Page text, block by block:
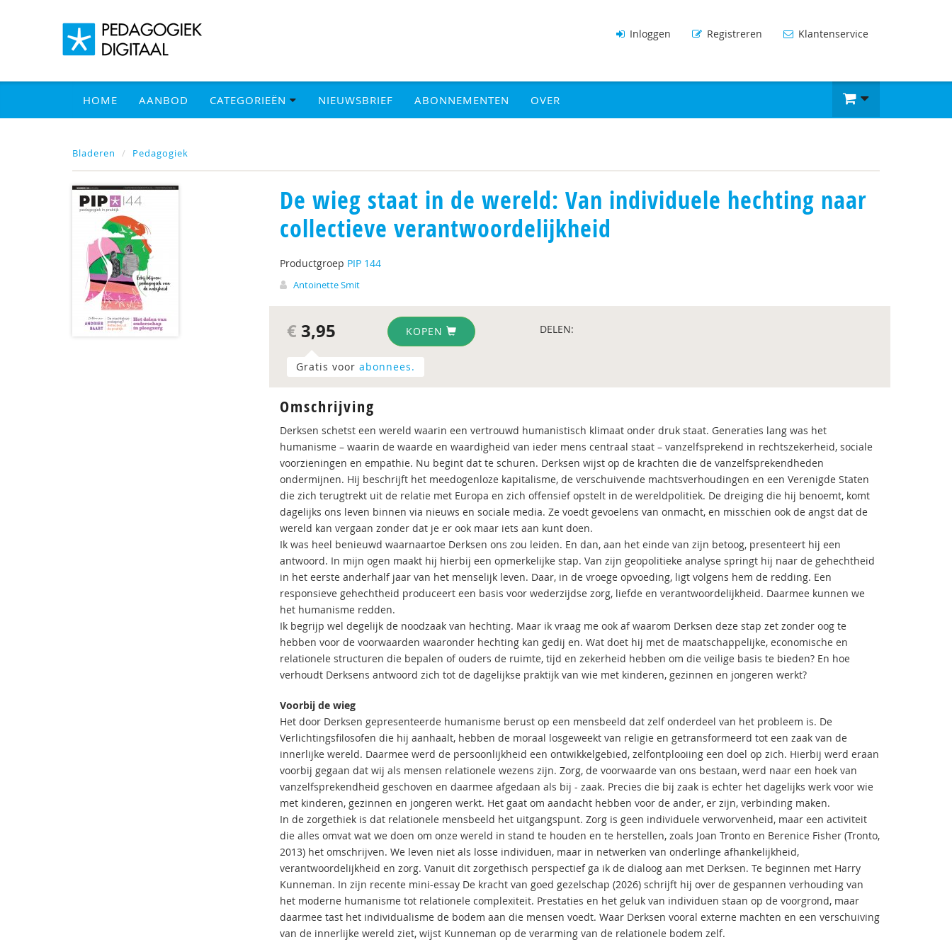
Inloggen Registreren Klantenservice
HOME AANBOD CATEGORIEËN NIEUWSBRIEF ABONNEMENTEN OVER
Bladeren Pedagogiek
De wieg staat in de wereld: Van individuele hechting naar
collectieve verantwoordelijkheid
Productgroep PIP 144
Antoinette Smit
€ 3,95 KOPEN DELEN:
Gratis voor abonnees.
Omschrijving
Derksen schetst een wereld waarin een vertrouwd humanistisch klimaat onder druk staat. Generaties lang was het
humanisme – waarin de waarde en waardigheid van ieder mens centraal staat – vanzelfsprekend in rechtszekerheid, sociale
voorzieningen en empathie. Nu begint dat te schuren. Derksen wijst op de krachten die de vanzelfsprekendheden
ondermijnen. Hij beschrijft het meedogenloze kapitalisme, de verschuivende machtsverhoudingen en een Verenigde Staten
die zich terugtrekt uit de relatie met Europa en zich offensief opstelt in de wereldpolitiek. De dreiging die hij benoemt, komt
dagelijks ons leven binnen via nieuws en sociale media. Ze voedt gevoelens van onmacht, en misschien ook de angst dat de
wereld kan vergaan zonder dat je er ook maar iets aan kunt doen.
Ik was heel benieuwd waarnaartoe Derksen ons zou leiden. En dan, aan het einde van zijn betoog, presenteert hij een
antwoord. In mijn ogen maakt hij hierbij een opmerkelijke stap. Van zijn geopolitieke analyse springt hij naar de gehechtheid
in het eerste anderhalf jaar van het menselijk leven. Daar, in de vroege opvoeding, ligt volgens hem de redding. Een
responsieve gehechtheid produceert een basis voor wederzijdse zorg, liefde en verantwoordelijkheid. Daarmee kunnen we
het humanisme redden.
Ik begrijp wel degelijk de noodzaak van hechting. Maar ik vraag me ook af waarom Derksen deze stap zet zonder oog te
hebben voor de voorwaarden waaronder hechting kan gedij en. Wat doet hij met de maatschappelijke, economische en
relationele structuren die bepalen of ouders de ruimte, tijd en zekerheid hebben om die veilige basis te bieden? En hoe
verhoudt Derksens antwoord zich tot de dagelijkse praktijk van wie met kinderen, gezinnen en jongeren werkt?
Voorbij de wieg
Het door Derksen gepresenteerde humanisme berust op een mensbeeld dat zelf onderdeel van het probleem is. De
Verlichtingsfilosofen die hij aanhaalt, hebben de moraal losgeweekt van religie en getransformeerd tot een zaak van de
innerlijke wereld. Daarmee werd de persoonlijkheid een ontwikkelgebied, zelfontplooiing een doel op zich. Hierbij werd eraan
voorbij gegaan dat wij als mensen relationele wezens zijn. Zorg, de voorwaarde van ons bestaan, werd naar een hoek van
vanzelfsprekendheid geschoven en daarmee afgedaan als bij - zaak. Precies die bij zaak is echter het dagelijks werk voor wie
met kinderen, gezinnen en jongeren werkt. Het gaat om aandacht hebben voor de ander, er zijn, verbinding maken.
In de zorgethiek is dat relationele mensbeeld het uitgangspunt. Zorg is geen individuele verworvenheid, maar een activiteit
die alles omvat wat we doen om onze wereld in stand te houden en te herstellen, zoals Joan Tronto en Berenice Fisher (Tronto,
2013) het omschrijven. We leven niet als losse individuen, maar in netwerken van onderlinge afhankelijkheid,
verantwoordelijkheid en zorg. Vanuit dit zorgethisch perspectief ga ik de dialoog aan met Derksen. Te beginnen met Harry
Kunneman. In zijn recente mini-essay De kracht van goed gezelschap (2026) schrijft hij over de gespannen verhouding van
het moderne humanisme tot relationele complexiteit. Prestaties en het geluk van individuen staan op de voorgrond, maar
daarmee tast het individualisme de bodem aan die mensen voedt. Waar Derksen vooral externe machten en een verschuiving
van de innerlijke wereld ziet, wijst Kunneman op de verarming van de relationele bodem zelf.